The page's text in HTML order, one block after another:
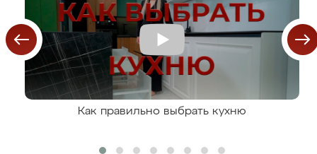
Как правильно выбрать кухню